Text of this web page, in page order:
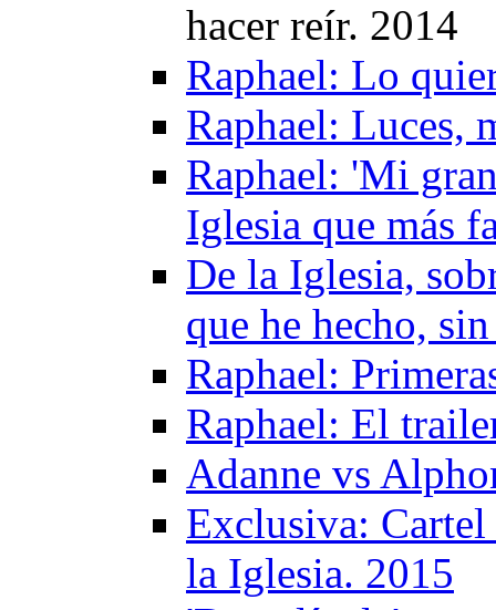
hacer reír. 2014
Raphael: Lo
Raphael: Luces,
Raphael: 'Mi
Iglesia que más
De la Iglesia,
que he hecho,
Raphael:
Raphael: El
Adanne vs
Exclusiva:
la Iglesia. 2015